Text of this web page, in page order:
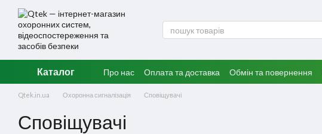
Перейти до основного контенту
Каталог Про нас Оплата та доставка Обмін та повернення
Qtek.in.ua Охоронна сигналізація Сповіщувачі
Сповіщувачі